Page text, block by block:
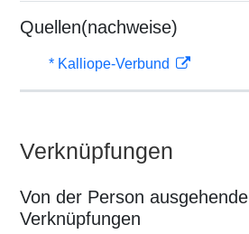
Quellen(nachweise)
* Kalliope-Verbund
Verknüpfungen
Von der Person ausgehende
Verknüpfungen